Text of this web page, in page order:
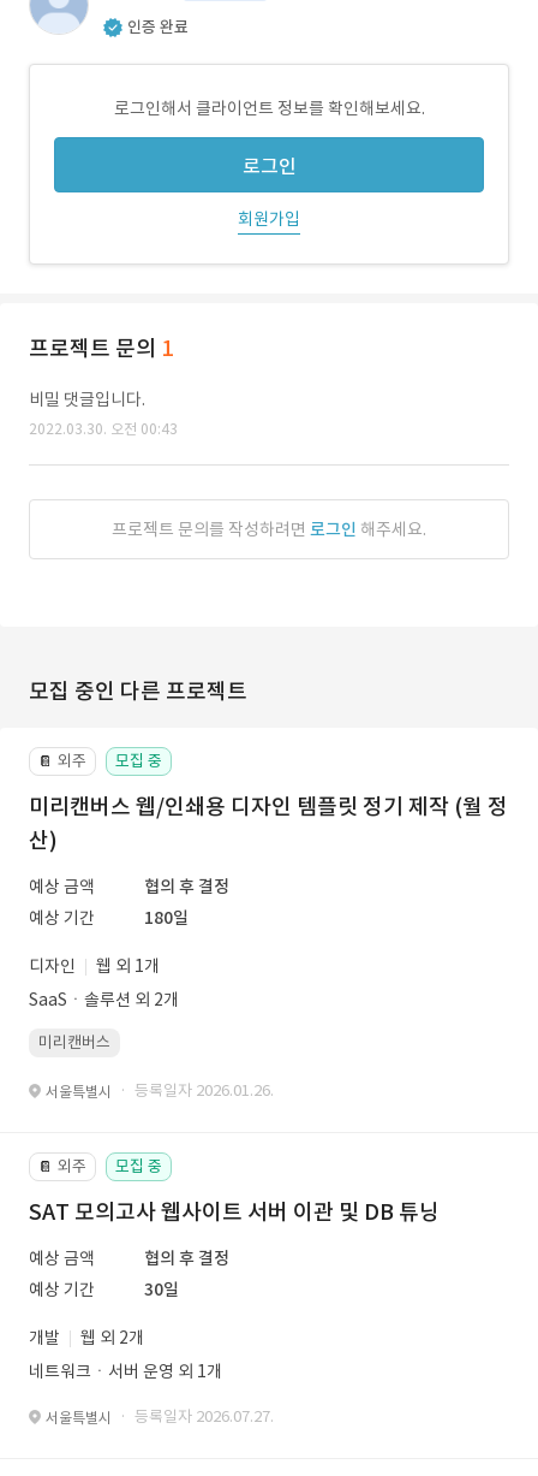
인증 완료
로그인해서 클라이언트 정보를 확인해보세요.
로그인
회원가입
프로젝트 문의 1
비밀 댓글입니다.
2022.03.30. 오전 00:43
프로젝트 문의를 작성하려면 로그인 해주세요.
모집 중인 다른 프로젝트
📔 외주 모집 중
미리캔버스 웹/인쇄용 디자인 템플릿 정기 제작 (월 정
산)
예상 금액
협의 후 결정
예상 기간
180일
디자인
웹 외 1개
SaaSㆍ솔루션 외 2개
미리캔버스
서울특별시 · 등록일자 2026.01.26.
📔 외주 모집 중
SAT 모의고사 웹사이트 서버 이관 및 DB 튜닝
예상 금액
협의 후 결정
예상 기간
30일
개발
웹 외 2개
네트워크ㆍ서버 운영 외 1개
서울특별시 · 등록일자 2026.07.27.